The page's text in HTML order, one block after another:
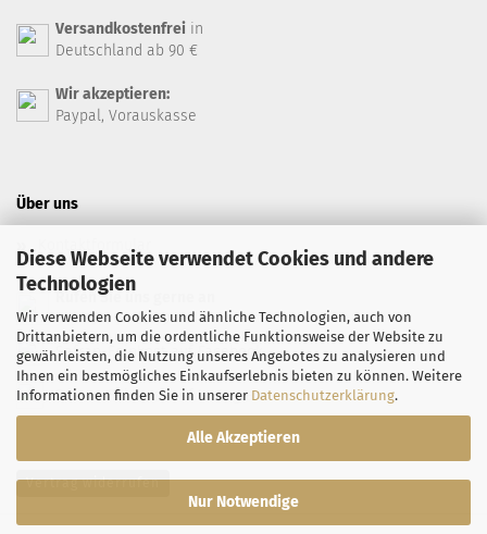
Diese Webseite verwendet Cookies und andere
Technologien
Wir verwenden Cookies und ähnliche Technologien, auch von
Drittanbietern, um die ordentliche Funktionsweise der Website zu
gewährleisten, die Nutzung unseres Angebotes zu analysieren und
Ihnen ein bestmögliches Einkaufserlebnis bieten zu können. Weitere
Informationen finden Sie in unserer Datenschutzerklärung.
Alle Akzeptieren
Nur Notwendige
Versandkostenfrei in
Deutschland ab 90 €
Wir akzeptieren:
Paypal, Vorauskasse
Über uns
Kontaktformular
Rufen Sie uns gerne an
+49 7071 94 66 99
Safran-Feinkost auf Facebook
Safran-Feinkost auf Instagram
Vertrag widerrufen